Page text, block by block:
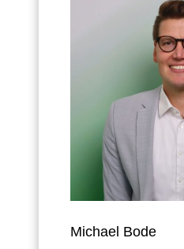
Michael Bode